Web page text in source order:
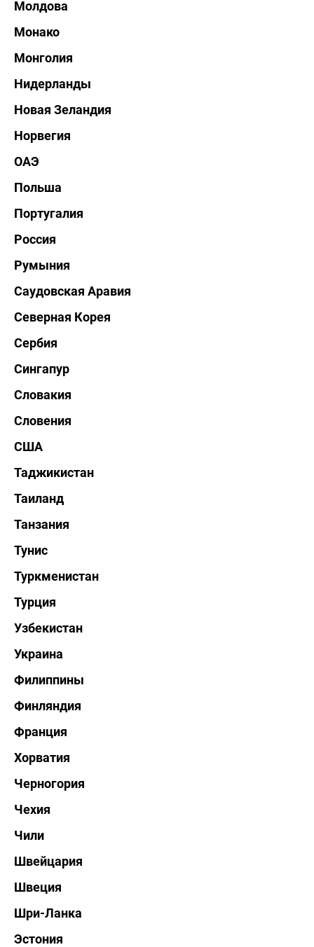
Молдова
Монако
Монголия
Нидерланды
Новая Зеландия
Норвегия
ОАЭ
Польша
Португалия
Россия
Румыния
Саудовская Аравия
Северная Корея
Сербия
Сингапур
Словакия
Словения
США
Таджикистан
Таиланд
Танзания
Тунис
Туркменистан
Турция
Узбекистан
Украина
Филиппины
Финляндия
Франция
Хорватия
Черногория
Чехия
Чили
Швейцария
Швеция
Шри-Ланка
Эстония